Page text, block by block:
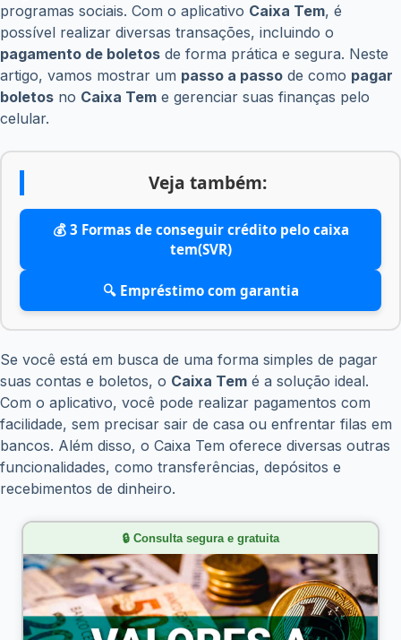
programas sociais. Com o aplicativo Caixa Tem, é
possível realizar diversas transações, incluindo o
pagamento de boletos de forma prática e segura. Neste
artigo, vamos mostrar um passo a passo de como pagar
boletos no Caixa Tem e gerenciar suas finanças pelo
celular.
Veja também:
💰 3 Formas de conseguir crédito pelo caixa
tem(SVR)
🔍 Empréstimo com garantia
Se você está em busca de uma forma simples de pagar
suas contas e boletos, o Caixa Tem é a solução ideal.
Com o aplicativo, você pode realizar pagamentos com
facilidade, sem precisar sair de casa ou enfrentar filas em
bancos. Além disso, o Caixa Tem oferece diversas outras
funcionalidades, como transferências, depósitos e
recebimentos de dinheiro.
🔒 Consulta segura e gratuita